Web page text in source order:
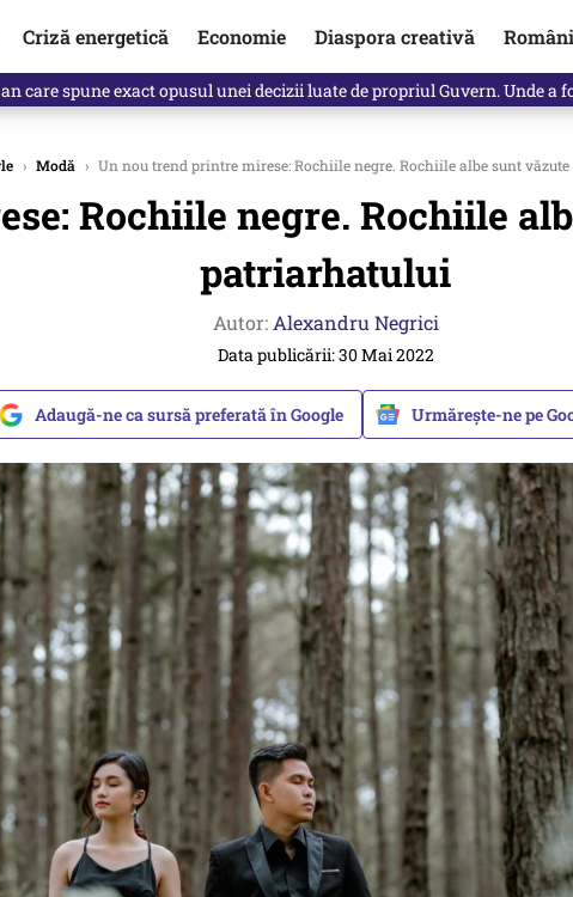
Criză energetică Economie Diaspora creativă
Mihai Vîrdol, dezvăluite de o colegă. Povestea pilotului militar dincolo
› Modă › Un nou trend printre mirese: Rochiile negre. Rochiile albe sunt
Rochiile negre. Rochiile
patriarhatului
Autor: Alexandru Negrici
Data publicării: 30 Mai 2022
Adaugă-ne ca sursă preferată în Google Urmărește-ne pe